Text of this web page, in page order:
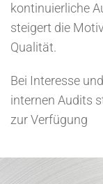
kontinuierliche
steigert die
Qualität.
Bei Interesse
internen Audits
zur Verfügung